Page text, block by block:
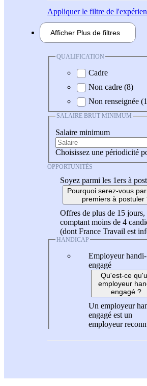
Appliquerle filtre de
Afficher Plus de filtres
QUALIFICATION
Cadre
Non cadre (8)
Non renseignée
SALAIRE BRUT MINIMUM
Salaire minimum
Choisissez une périodicité
OPPORTUNITÉS
Soyez parmi les 1ers à
Pourquoi serez-vous
premiers à postuler
Offres de plus de 15 jours,
comptant moins de 4
(dont France Travail est
HANDICAP
Employeur handi-
engagé
Qu'est-ce
employeur
engagé ?
Un employeur
engagé est un
employeur